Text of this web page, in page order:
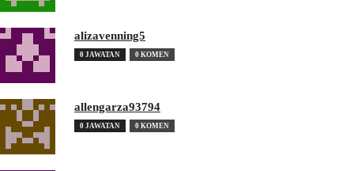
alizavenning5
0 JAWATAN 0 KOMEN
allengarza93794
0 JAWATAN 0 KOMEN